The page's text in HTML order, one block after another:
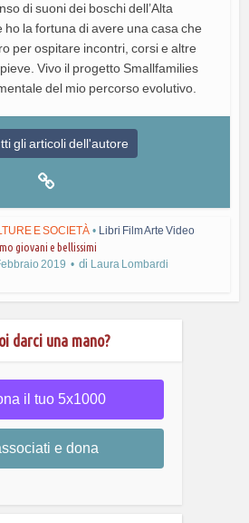
di suoni dei boschi dell’Alta
ho la fortuna di avere una casa che
per ospitare incontri, corsi e altre
Vivo il progetto Smallfamilies
del mio percorso evolutivo.
gli articoli dell'autore
E SOCIETÀ • Libri Film Arte Video
giovani e bellissimi
2019
di Laura Lombardi
darci una mano?
il tuo 5x1000
e dona